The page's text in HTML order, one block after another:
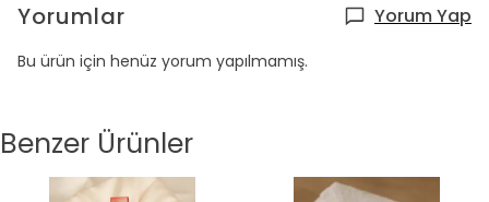
Yorumlar Yorum Yap
Bu ürün için henüz yorum yapılmamış.
Benzer Ürünler